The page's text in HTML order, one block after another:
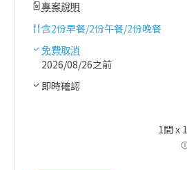
專案說明
含2份早餐/2份午餐/2份晚餐
免費取消
2026/08/26之前
即時確認
1間 x 1